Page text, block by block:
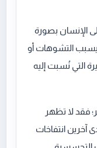
الإنسان بصورة
يسبب التشوهات أو
التي نُسبت إليه
فقد لا تظهر
آخرين انتفاخات